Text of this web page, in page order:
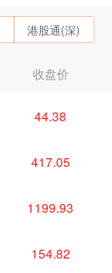
港股通(深)
收盘价
44.38
417.05
1199.93
154.82